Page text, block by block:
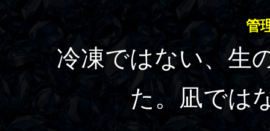
管
冷凍ではない、生
た。凪では